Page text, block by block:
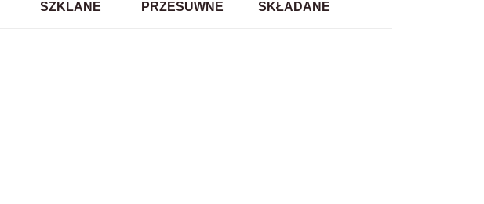
SZKLANE PRZESUWNE SKŁADANE